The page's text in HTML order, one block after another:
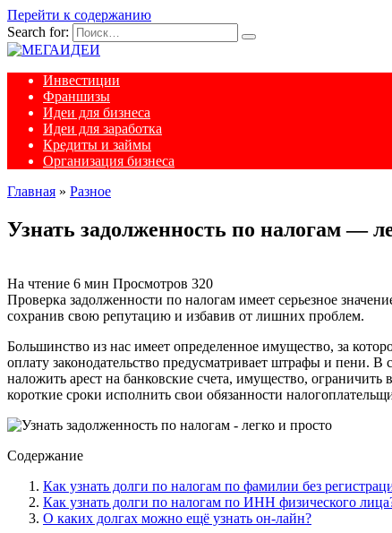
Перейти к содержанию
Search for:
Инвестиции
Франшизы
Идеи для бизнеса
Идеи для заработка
Кредиты и займы
Организация бизнеса
Главная » Разное
Узнать задолженность по налогам —
На чтение 6 мин Просмотров 320
Проверка задолженности по налогам имеет серьезное
сохранив свою репутацию и избавив от лишних проблем.
Большинство из нас имеет определенное имущество, за
оплату законодательство предусматривает штрафы и пени.
наложить арест на банковские счета, имущество,
короткие сроки исполнить свои обязанности
Содержание
Как узнать долги по налогам по фамилии без
Как узнать долги по налогам по ИНН физического
О каких долгах можно ещё узнать он-лайн?